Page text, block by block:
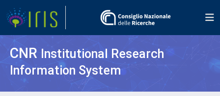
CNR Institutional Research
Information System